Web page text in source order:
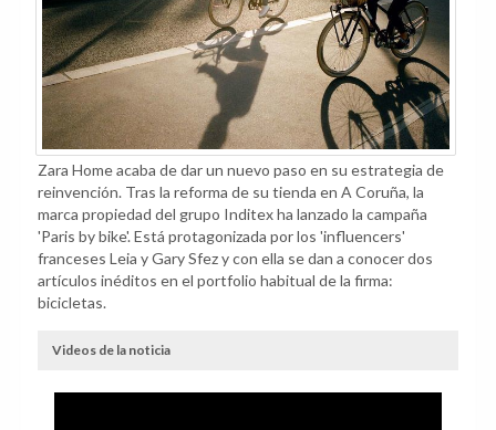
Zara Home acaba de dar un nuevo paso en su estrategia de
reinvención. Tras la reforma de su tienda en A Coruña, la
marca propiedad del grupo Inditex ha lanzado la campaña
'Paris by bike'. Está protagonizada por los 'influencers'
franceses Leia y Gary Sfez y con ella se dan a conocer dos
artículos inéditos en el portfolio habitual de la firma:
bicicletas.
Videos de la noticia